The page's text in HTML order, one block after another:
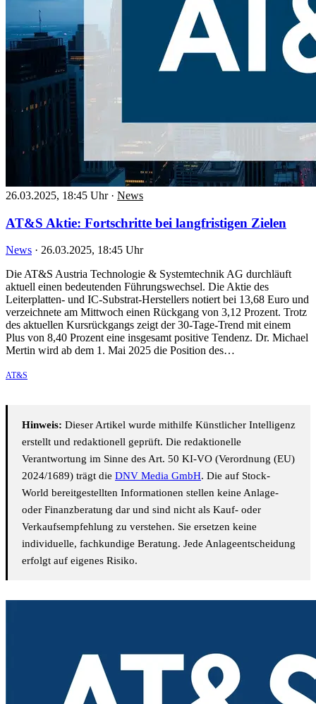
26.03.2025, 18:45 Uhr · News
AT&S Aktie: Fortschritte bei langfristigen Zielen
News · 26.03.2025, 18:45 Uhr
Die AT&S Austria Technologie & Systemtechnik AG durchläuft
aktuell einen bedeutenden Führungswechsel. Die Aktie des
Leiterplatten- und IC-Substrat-Herstellers notiert bei 13,68 Euro und
verzeichnete am Mittwoch einen Rückgang von 3,12 Prozent. Trotz
des aktuellen Kursrückgangs zeigt der 30-Tage-Trend mit einem
Plus von 8,40 Prozent eine insgesamt positive Tendenz. Dr. Michael
Mertin wird ab dem 1. Mai 2025 die Position des…
AT&S
Hinweis: Dieser Artikel wurde mithilfe Künstlicher Intelligenz
erstellt und redaktionell geprüft. Die redaktionelle
Verantwortung im Sinne des Art. 50 KI-VO (Verordnung (EU)
2024/1689) trägt die DNV Media GmbH. Die auf Stock-
World bereitgestellten Informationen stellen keine Anlage-
oder Finanzberatung dar und sind nicht als Kauf- oder
Verkaufsempfehlung zu verstehen. Sie ersetzen keine
individuelle, fachkundige Beratung. Jede Anlageentscheidung
erfolgt auf eigenes Risiko.